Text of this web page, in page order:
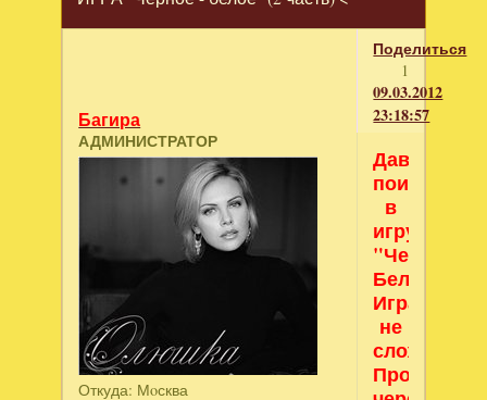
Поделиться
1
09.03.2012
23:18:57
Багира
АДМИНИСТРАТОР
Откуда: Мoсква
Давайте
поиграем
в
игру
"Черное-
Белое"!
Игра
не
сложная.
Просто